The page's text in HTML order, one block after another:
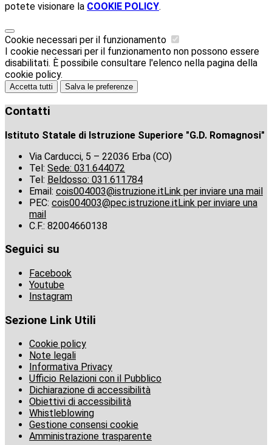
potete visionare la COOKIE POLICY.
Cookie necessari per il funzionamento
I cookie necessari per il funzionamento non possono essere
disabilitati. È possibile consultare l'elenco nella pagina della
cookie policy.
Accetta tutti Salva le preferenze
Contatti
Istituto Statale di Istruzione Superiore "G.D. Romagnosi"
Via Carducci, 5 – 22036 Erba (CO)
Tel: Sede: 031.644072
Tel: Beldosso: 031.611784
Email: cois004003@istruzione.itLink per inviare una mail
PEC: cois004003@pec.istruzione.itLink per inviare una
mail
C.F.: 82004660138
Seguici su
Facebook
Youtube
Instagram
Sezione Link Utili
Cookie policy
Note legali
Informativa Privacy
Ufficio Relazioni con il Pubblico
Dichiarazione di accessibilità
Obiettivi di accessibilità
Whistleblowing
Gestione consensi cookie
Amministrazione trasparente